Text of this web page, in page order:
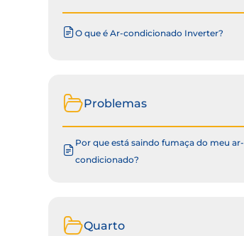
O que é Ar-condicionado Inverter?
Problemas
Por que está saindo fumaça do meu ar-
condicionado?
Quarto